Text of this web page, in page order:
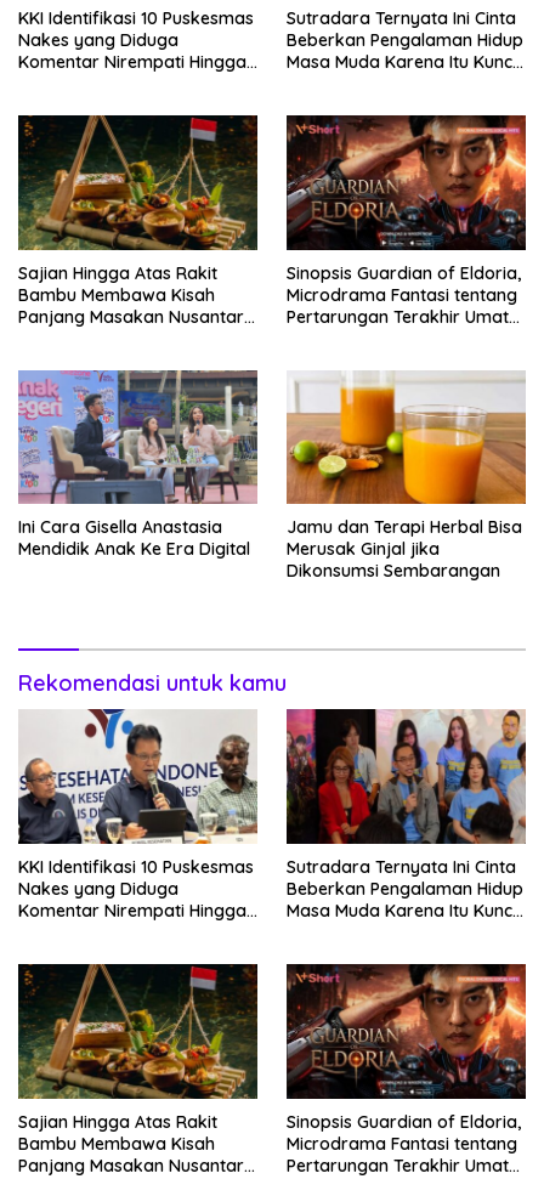
KKI Identifikasi 10 Puskesmas
Nakes yang Diduga
Komentar Nirempati Hingga
Sutradara Ternyata Ini Cinta
Beberkan Pengalaman Hidup
Masa Muda Karena Itu Kunci
Dua
Sajian Hingga Atas Rakit
Bambu Membawa Kisah
Panjang Masakan Nusantara
Sinopsis Guardian of Eldoria,
Microdrama Fantasi tentang
Pertarungan Terakhir Umat
Ini Cara Gisella Anastasia
Mendidik Anak Ke Era Digital
Jamu dan Terapi Herbal Bisa
Merusak Ginjal jika
Dikonsumsi Sembarangan
Rekomendasi untuk kamu
KKI Identifikasi 10 Puskesmas
Nakes yang Diduga
Komentar Nirempati Hingga
Sutradara Ternyata Ini Cinta
Beberkan Pengalaman Hidup
Masa Muda Karena Itu Kunci
Dua
Sajian Hingga Atas Rakit
Bambu Membawa Kisah
Panjang Masakan Nusantara
Sinopsis Guardian of Eldoria,
Microdrama Fantasi tentang
Pertarungan Terakhir Umat